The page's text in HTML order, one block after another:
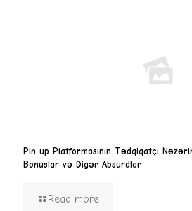
Pin up Platformasının Tədqiqatçı
Bonuslar və Digər Absurdlar
Read more